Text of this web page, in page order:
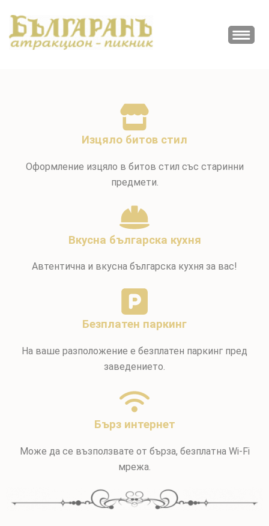
ПИКНИК
Атракционно заведение
Изцяло битов стил
Оформление изцяло в битов стил със старинни
предмети.
Вкусна българска кухня
Автентична и вкусна българска кухня за вас!
Безплатен паркинг
На ваше разположение е безплатен паркинг пред
заведението.
Бърз интернет
Може да се възползвате от бърза, безплатна Wi-Fi
мрежа.